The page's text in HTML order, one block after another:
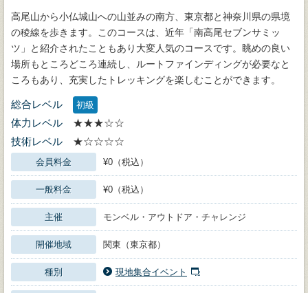
高尾山から小仏城山への山並みの南方、東京都と神奈川県の県境
の稜線を歩きます。このコースは、近年「南高尾セブンサミッ
ツ」と紹介されたこともあり大変人気のコースです。眺めの良い
場所もところどころ連続し、ルートファインディングが必要なと
ころもあり、充実したトレッキングを楽しむことができます。
総合レベル 初級
体力レベル
★★★☆☆
技術レベル
★☆☆☆☆
会員料金 ¥0（税込）
一般料金 ¥0（税込）
主催 モンベル・アウトドア・チャレンジ
開催地域 関東（東京都）
種別 現地集合イベント